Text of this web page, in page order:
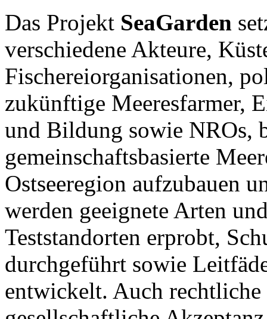
Das Projekt SeaGarden
verschiedene Akteure,
Fischereiorganisationen,
zukünftige Meeresfarmer,
und Bildung sowie NROs,
gemeinschaftsbasierte
Ostseeregion aufzubauen
werden geeignete Arten
Teststandorten erprobt,
durchgeführt sowie
entwickelt. Auch